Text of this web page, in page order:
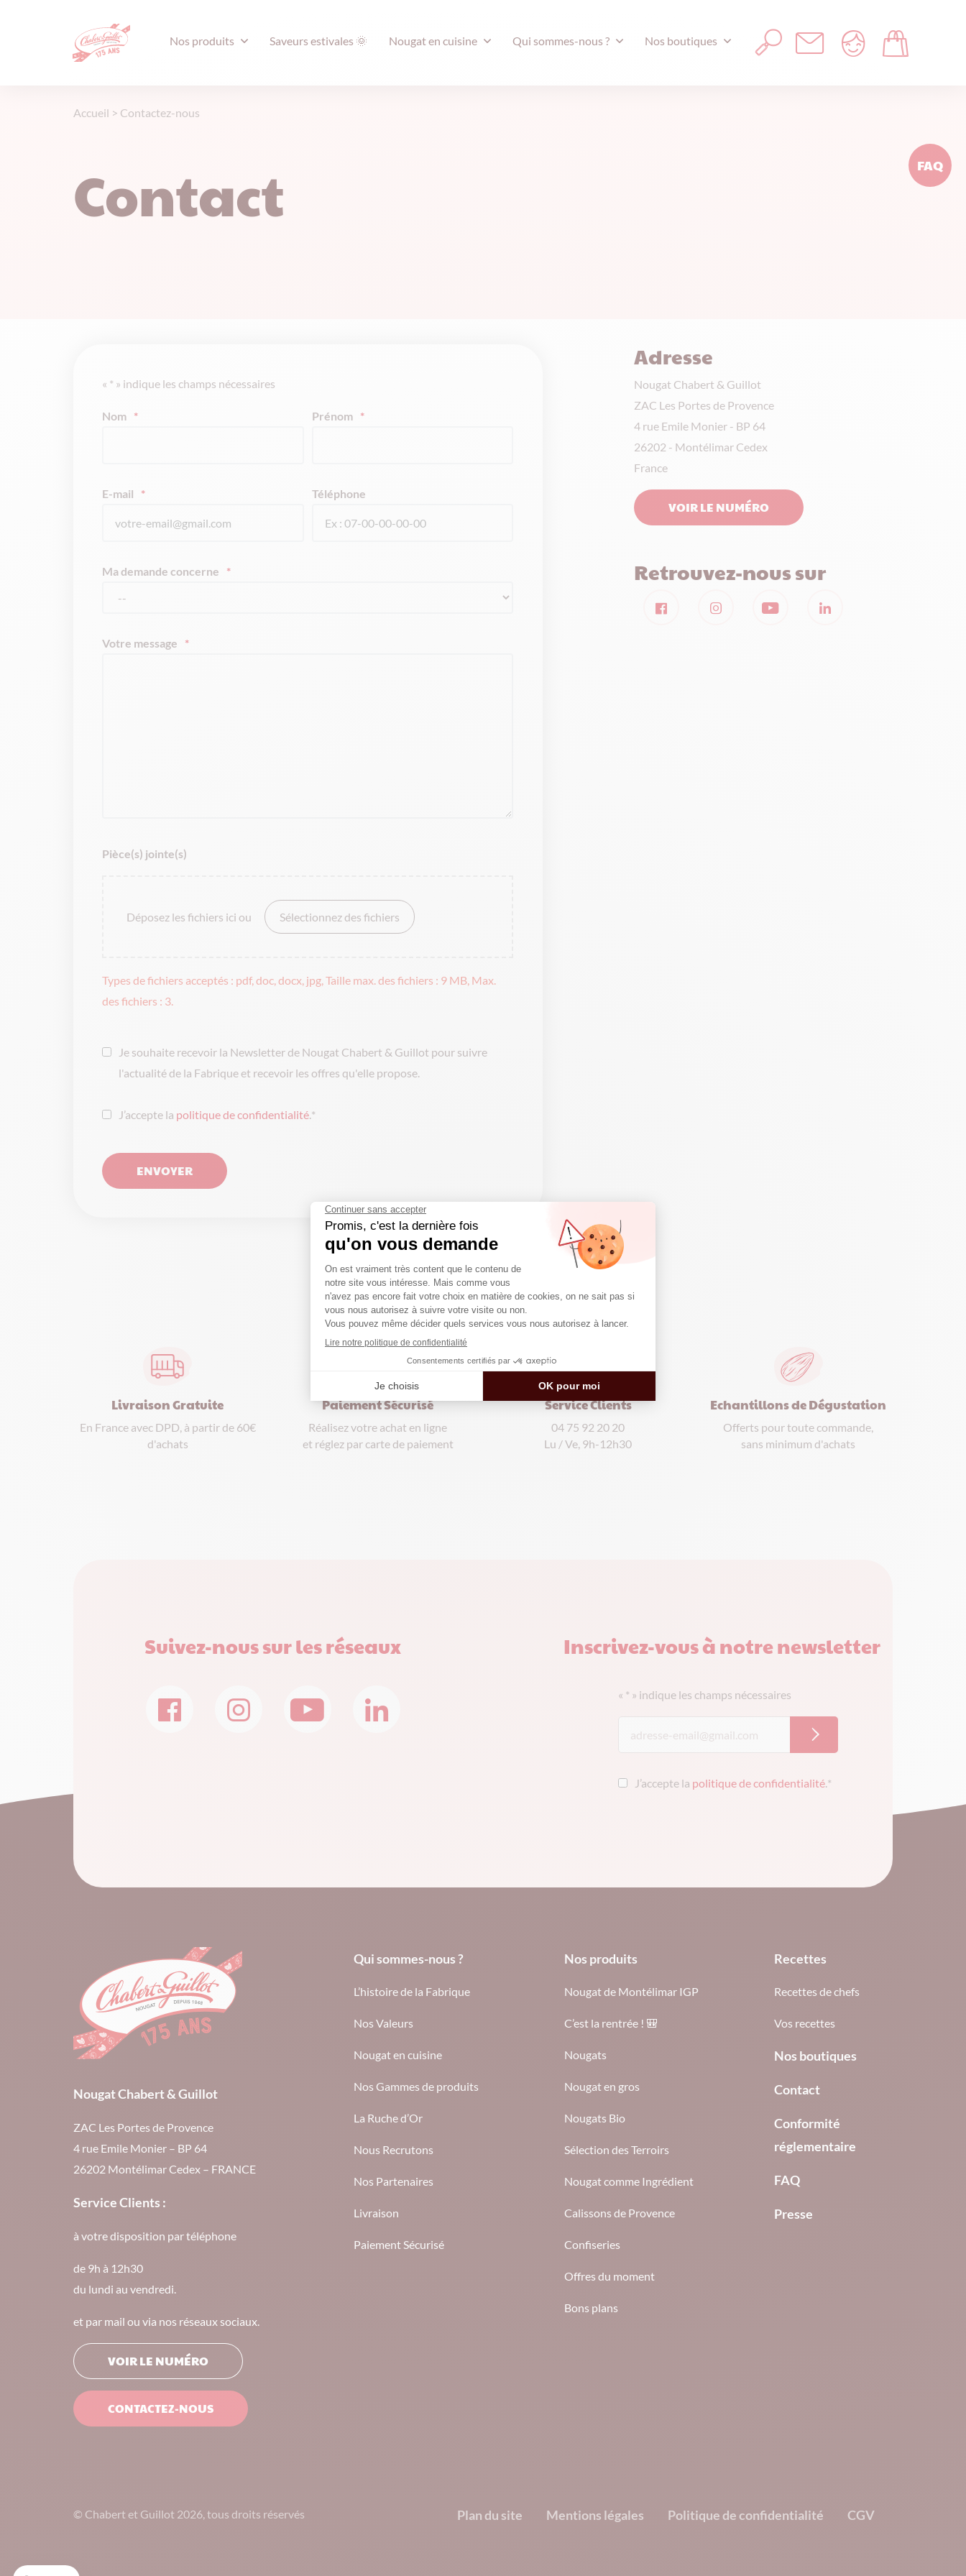
Nos produits Saveurs estivales 🌞 Nougat en cuisine Qui sommes-nous ? Nos boutiques
Accueil > Contactez-nous
Contact
« * » indique les champs nécessaires
Nom * Prénom *
E-mail * Téléphone
Ma demande concerne *
Votre message *
Pièce(s) jointe(s)
Déposez les fichiers ici ou Sélectionnez des fichiers
Types de fichiers acceptés : pdf, doc, docx, jpg, Taille max. des fichiers : 9 MB, Max.
des fichiers : 3.
Je souhaite recevoir la Newsletter de Nougat Chabert & Guillot pour suivre
l'actualité de la Fabrique et recevoir les offres qu'elle propose.
J’accepte la politique de confidentialité.*
Adresse
Nougat Chabert & Guillot
ZAC Les Portes de Provence
4 rue Emile Monier - BP 64
26202 - Montélimar Cedex
France
VOIR LE NUMÉRO
Retrouvez-nous sur
Livraison Gratuite
En France avec DPD, à partir de 60€
d'achats
Paiement Sécurisé
Réalisez votre achat en ligne
et réglez par carte de paiement
Service Clients
04 75 92 20 20
Lu / Ve, 9h-12h30
Echantillons de Dégustation
Offerts pour toute commande,
sans minimum d'achats
Suivez-nous sur les réseaux Inscrivez-vous à notre newsletter
« * » indique les champs nécessaires
J’accepte la politique de confidentialité.*
Nougat Chabert & Guillot
ZAC Les Portes de Provence
4 rue Emile Monier – BP 64
26202 Montélimar Cedex – FRANCE
Service Clients :
à votre disposition par téléphone
de 9h à 12h30
du lundi au vendredi.
et par mail ou via nos réseaux sociaux.
VOIR LE NUMÉRO
CONTACTEZ-NOUS
Qui sommes-nous ?
L’histoire de la Fabrique
Nos Valeurs
Nougat en cuisine
Nos Gammes de produits
La Ruche d’Or
Nous Recrutons
Nos Partenaires
Livraison
Paiement Sécurisé
Nos produits
Nougat de Montélimar IGP
C’est la rentrée ! 🎒
Nougats
Nougat en gros
Nougats Bio
Sélection des Terroirs
Nougat comme Ingrédient
Calissons de Provence
Confiseries
Offres du moment
Bons plans
Recettes
Recettes de chefs
Vos recettes
Nos boutiques
Contact
Conformité
réglementaire
FAQ
Presse
© Chabert et Guillot 2026, tous droits réservés Plan du site Mentions légales Politique de confidentialité CGV
FAQ